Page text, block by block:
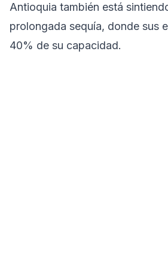
Antioquia también está
prolongada sequía, donde sus
40% de su capacidad.